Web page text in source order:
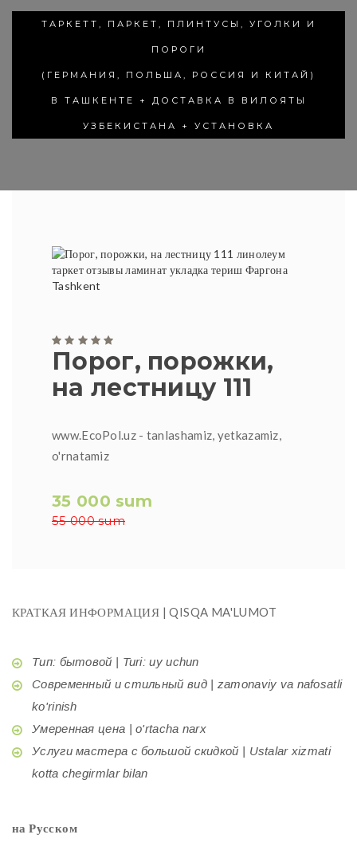
ТАРКЕТТ, ПАРКЕТ, ПЛИНТУСЫ, УГОЛКИ И
ПОРОГИ
(ГЕРМАНИЯ, ПОЛЬША, РОССИЯ И КИТАЙ)
В ТАШКЕНТЕ + ДОСТАВКА В ВИЛОЯТЫ
УЗБЕКИСТАНА + УСТАНОВКА
Порог, порожки,
на лестницу 111
www.EcoPol.uz - tanlashamiz, yetkazamiz,
o'rnatamiz
35 000 sum
55 000 sum
КРАТКАЯ ИНФОРМАЦИЯ | QISQA MA'LUMOT
Тип: бытовой | Turi: uy uchun
Современный и стильный вид | zamonaviy va nafosatli
ko'rinish
Умеренная цена | o'rtacha narx
Услуги мастера с большой скидкой | Ustalar xizmati
kotta chegirmlar bilan
на Русском